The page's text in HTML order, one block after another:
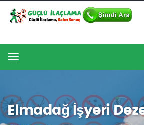
Menu
Elmadağ İşyeri